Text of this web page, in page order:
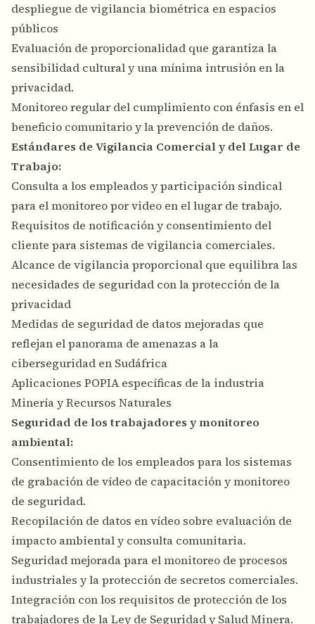
despliegue de vigilancia biométrica en espacios
públicos
Evaluación de proporcionalidad que garantiza la
sensibilidad cultural y una mínima intrusión en la
privacidad.
Monitoreo regular del cumplimiento con énfasis en el
beneficio comunitario y la prevención de daños.
Estándares de Vigilancia Comercial y del Lugar de
Trabajo:
Consulta a los empleados y participación sindical
para el monitoreo por video en el lugar de trabajo.
Requisitos de notificación y consentimiento del
cliente para sistemas de vigilancia comerciales.
Alcance de vigilancia proporcional que equilibra las
necesidades de seguridad con la protección de la
privacidad
Medidas de seguridad de datos mejoradas que
reflejan el panorama de amenazas a la
ciberseguridad en Sudáfrica
Aplicaciones POPIA específicas de la industria
Minería y Recursos Naturales
Seguridad de los trabajadores y monitoreo
ambiental:
Consentimiento de los empleados para los sistemas
de grabación de vídeo de capacitación y monitoreo
de seguridad.
Recopilación de datos en vídeo sobre evaluación de
impacto ambiental y consulta comunitaria.
Seguridad mejorada para el monitoreo de procesos
industriales y la protección de secretos comerciales.
Integración con los requisitos de protección de los
trabajadores de la Ley de Seguridad y Salud Minera.